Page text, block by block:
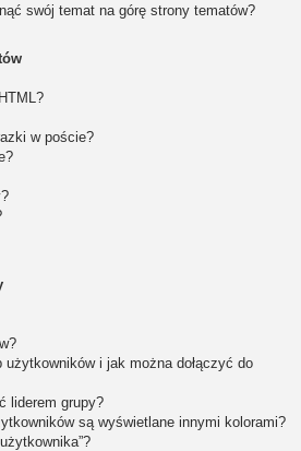
swój temat na górę strony tematów?
w poście?
i jak można dołączyć do
liderem grupy?
są wyświetlane innymi kolorami?